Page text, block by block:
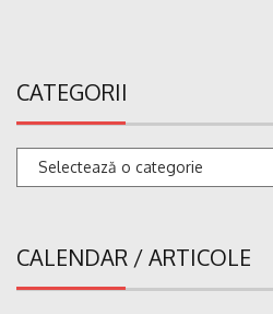
CATEGORII
Categorii
CALENDAR / ARTICOLE